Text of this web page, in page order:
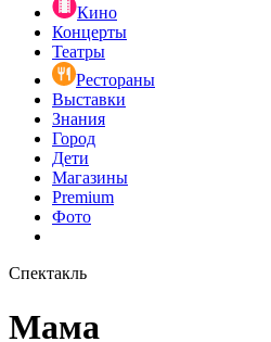
Кино
Концерты
Театры
Рестораны
Выставки
Знания
Город
Дети
Магазины
Premium
Фото
Спектакль
Мама